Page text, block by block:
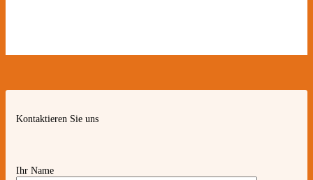
Kontaktieren Sie uns
Ihr Name